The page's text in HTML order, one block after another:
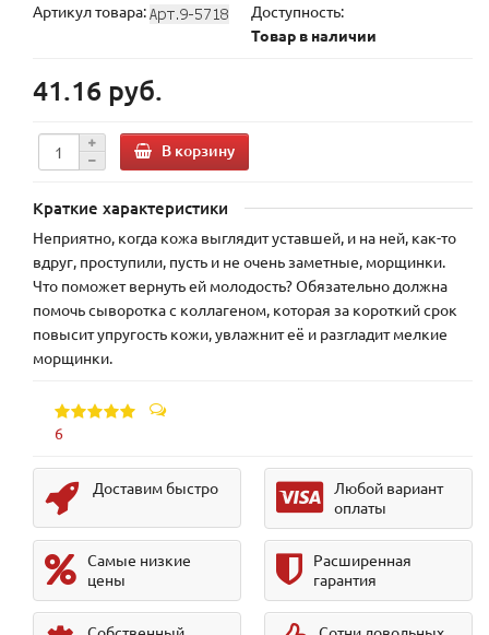
Артикул товара:
Доступность:
Товар в наличии
41.16 руб.
В корзину
Краткие характеристики
Неприятно, когда кожа выглядит уставшей, и на ней, как-то
вдруг, проступили, пусть и не очень заметные, морщинки.
Что поможет вернуть ей молодость? Обязательно должна
помочь сыворотка с коллагеном, которая за короткий срок
повысит упругость кожи, увлажнит её и разгладит мелкие
морщинки.
6
Доставим быстро
Любой вариант
оплаты
Самые низкие
цены
Расширенная
гарантия